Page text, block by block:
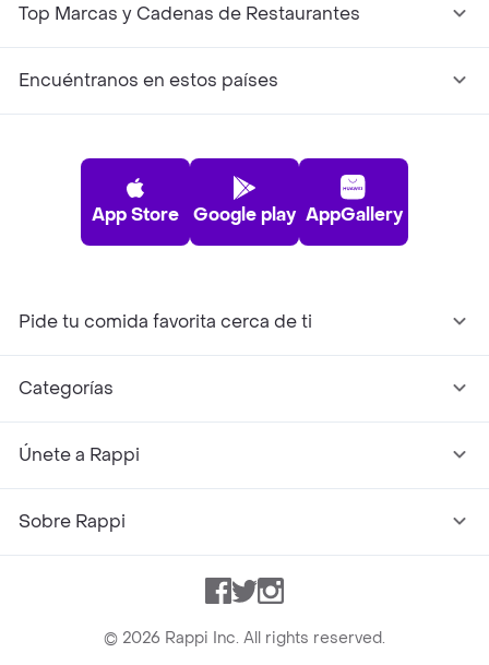
Top Marcas y Cadenas de Restaurantes
Encuéntranos en estos países
App Store Google play AppGallery
Pide tu comida favorita cerca de ti
Categorías
Únete a Rappi
Sobre Rappi
Facebook
TwitterInstagram
© 2026 Rappi Inc. All rights reserved.